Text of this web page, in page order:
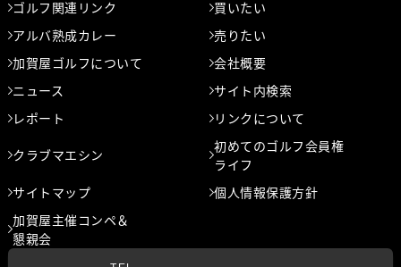
ゴルフ関連リンク
買いたい
アルバ熟成カレー
売りたい
加賀屋ゴルフについて
会社概要
ニュース
サイト内検索
レポート
リンクについて
クラブマエシン
初めてのゴルフ会員権
ライフ
サイトマップ
個人情報保護方針
加賀屋主催コンペ＆
懇親会